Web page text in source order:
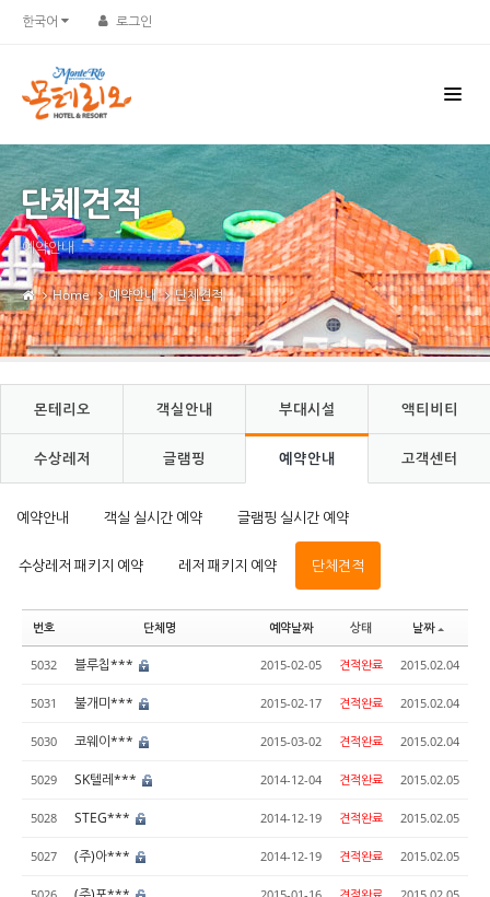
한국어 로그인
단체견적
예약안내
Home 예약안내 단체견적
몬테리오 객실안내 부대시설 액티비티
수상레저 글램핑 예약안내 고객센터
예약안내 객실 실시간 예약 글램핑 실시간 예약
수상레저 패키지 예약 레저 패키지 예약 단체견적
번호 단체명 예약날짜 상태 날짜
5032 블루칩*** 2015-02-05 견적완료 2015.02.04
5031 불개미*** 2015-02-17 견적완료 2015.02.04
5030 코웨이*** 2015-03-02 견적완료 2015.02.04
5029 SK텔레*** 2014-12-04 견적완료 2015.02.05
5028 STEG*** 2014-12-19 견적완료 2015.02.05
5027 (주)아*** 2014-12-19 견적완료 2015.02.05
Sketchbook5, 스케치북5